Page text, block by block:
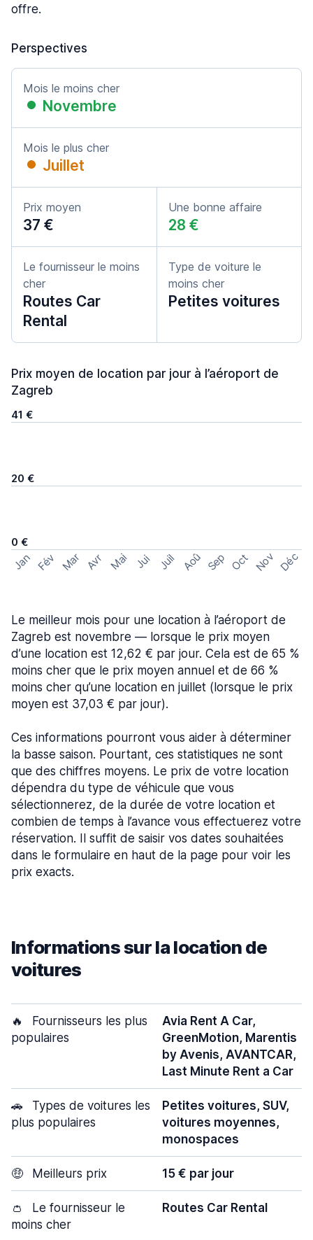
offre.
Perspectives
Mois le moins cher
Novembre
Mois le plus cher
Juillet
Prix moyen
37 €
Une bonne affaire
28 €
Le fournisseur le moins
cher
Routes Car
Rental
Type de voiture le
moins cher
Petites voitures
Prix moyen de location par jour à l’aéroport de
Zagreb
41 €
20 €
0 €
Jan Fév Mar Avr Mai Jui Juil Aoû Sep Oct Nov Déc
Le meilleur mois pour une location à l’aéroport de
Zagreb est novembre — lorsque le prix moyen
d’une location est 12,62 € par jour. Cela est de 65 %
moins cher que le prix moyen annuel et de 66 %
moins cher qu’une location en juillet (lorsque le prix
moyen est 37,03 € par jour).
Ces informations pourront vous aider à déterminer
la basse saison. Pourtant, ces statistiques ne sont
que des chiffres moyens. Le prix de votre location
dépendra du type de véhicule que vous
sélectionnerez, de la durée de votre location et
combien de temps à l’avance vous effectuerez votre
réservation. Il suffit de saisir vos dates souhaitées
dans le formulaire en haut de la page pour voir les
prix exacts.
Informations sur la location de
voitures
🔥
Fournisseurs les plus
populaires
Avia Rent A Car,
GreenMotion, Marentis
by Avenis, AVANTCAR,
Last Minute Rent a Car
🚗
Types de voitures les
plus populaires
Petites voitures, SUV,
voitures moyennes,
monospaces
🤑 Meilleurs prix 15 € par jour
👛
Le fournisseur le
moins cher
Routes Car Rental